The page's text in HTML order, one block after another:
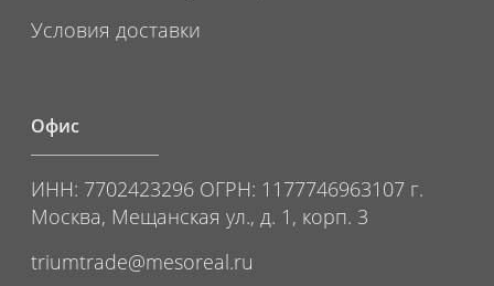
Условия доставки
Офис
ИНН: 7702423296 ОГРН: 1177746963107 г.
Москва, Мещанская ул., д. 1, корп. 3
triumtrade@mesoreal.ru